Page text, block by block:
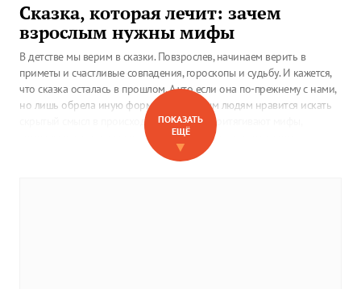
Сказка, которая лечит: зачем
взрослым нужны мифы
В детстве мы верим в сказки. Повзрослев, начинаем верить в
приметы и счастливые совпадения, гороскопы и судьбу. И кажется,
что сказка осталась в прошлом. А что если она по-прежнему с нами,
но лишь обрела иную форму? Некоторым людям нравится искать
скрытый смысл в происходящем, других притягивают мифы,
символы и загадочные истории. Как объясняет психология
склонность людей к вере в таинственное, магическое?
ПОКАЗАТЬ
ЕЩЁ
▼